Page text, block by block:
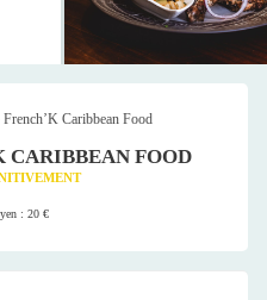
French’K Caribbean Food
CARIBBEAN FOOD
: 20 €